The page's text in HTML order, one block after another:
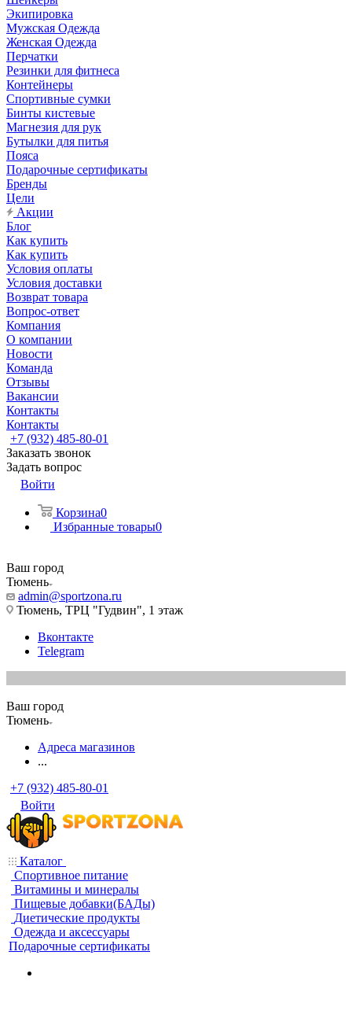
Экипировка
Мужская Одежда
Женская Одежда
Перчатки
Резинки для фитнеса
Контейнеры
Спортивные сумки
Бинты кистевые
Магнезия для рук
Бутылки для питья
Пояса
Подарочные сертификаты
Бренды
Цели
Акции
Блог
Как купить
Как купить
Условия оплаты
Условия доставки
Возврат товара
Вопрос-ответ
Компания
О компании
Новости
Команда
Отзывы
Вакансии
Контакты
Контакты
+7 (932) 485-80-01
Заказать звонок
Задать вопрос
Войти
Корзина0
Избранные товары0
Ваш город
Тюмень
admin@sportzona.ru
Тюмень, ТРЦ "Гудвин", 1 этаж
Вконтакте
Telegram
Ваш город
Тюмень
Адреса магазинов
...
+7 (932) 485-80-01
Войти
Каталог
Спортивное питание
Витамины и минералы
Пищевые добавки(БАДы)
Диетические продукты
Одежда и аксессуары
Подарочные сертификаты